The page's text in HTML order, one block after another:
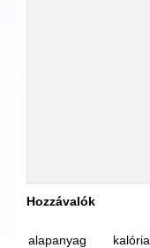
Hozzávalók
alapanyag
kalória